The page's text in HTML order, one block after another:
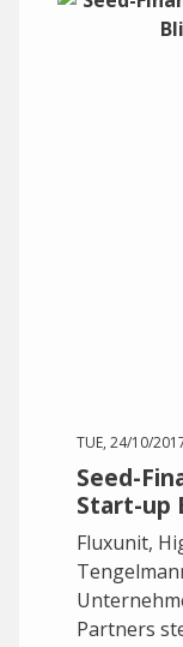
TUE, 24/10/
Seed-
Start-up
Fluxunit,
Partners